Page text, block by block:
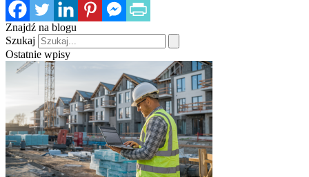
Znajdź na blogu
Szukaj
Ostatnie wpisy